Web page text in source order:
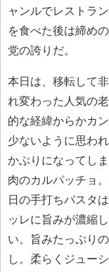
ャンルでレストラ
を食べた後は締め
党の誇りだ。
本日は、移転して
れ変わった人気の
的な経緯からかカ
少ないように思わ
かぶりになってし
肉のカルパッチョ
日の手打ちパスタ
ッレに旨みが濃縮
い。旨みたっぷり
し。柔らくジュー